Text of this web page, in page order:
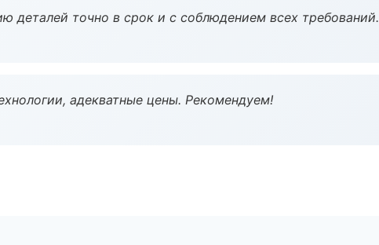
деталей точно в срок и с соблюдением всех требований.
адекватные цены. Рекомендуем!